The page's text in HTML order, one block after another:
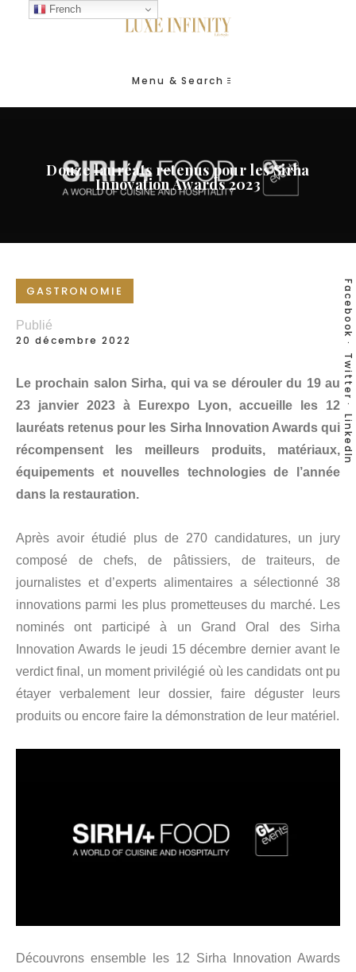
Menu & Search
Douze lauréats retenus pour les Sirha
Innovation Awards 2023
Facebook
Twitter
LinkedIn
GASTRONOMIE
Publié
20 décembre 2022
Le prochain salon Sirha, qui va se dérouler du 19 au
23 janvier 2023 à Eurexpo Lyon, accueille les 12
lauréats retenus pour les Sirha Innovation Awards qui
récompensent les meilleurs produits, matériaux,
équipements et nouvelles technologies de l’année
dans la restauration.
Après avoir étudié plus de 270 candidatures, un jury
composé de chefs, de pâtissiers, de traiteurs, de
journalistes et d’experts alimentaires a sélectionné 38
innovations parmi les plus prometteuses du marché. Les
nominés ont participé à un Grand Oral des Sirha
Innovation Awards le jeudi 15 décembre dernier avant le
verdict final, un moment privilégié où les candidats ont pu
étayer verbalement leur dossier, faire déguster leurs
produits ou encore faire la démonstration de leur matériel.
Découvrons ensemble les 12 Sirha Innovation Awards
French